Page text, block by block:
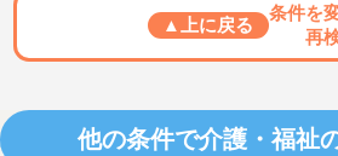
▲上に戻る
条件を
再
他の条件で介護・福祉